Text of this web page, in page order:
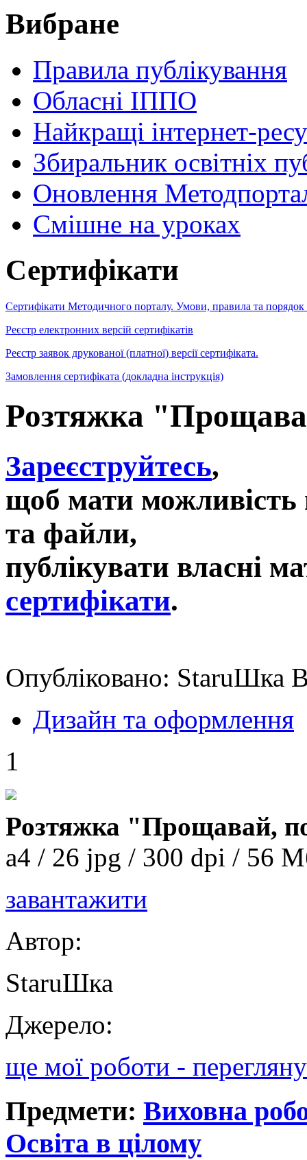
Вибране
Правила публікування
Обласні ІППО
Найкращі інтернет-
Збиральник освітніх
Оновлення
Cмішне на уроках
Сертифікати
Сертифікати Методичного порталу. Умови, правила та порядок
Реєстр електронних версій сертифікатів
Реєстр заявок друкованої (платної) версії сертифіката.
Замовлення сертифіката (докладна інструкція)
Розтяжка
Зареєструйтесь,
щоб мати можливість
та файли,
публікувати власні
сертифікати.
Опубліковано: StaruШка
Дизайн та оформлення
1
Розтяжка "Прощавай,
а4 / 26 jpg / 300 dpi / 56
завантажити
Автор:
StaruШка
Джерело:
ще мої роботи -
Предмети: Виховна
Освіта в цілому